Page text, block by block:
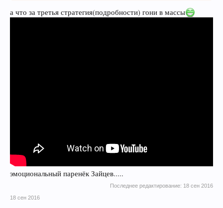
а что за третья стратегия(подробности) гони в массы
эмоциональный паренёк Зайцев.....
Последнее редактирование: 18 сен 2016
18 сен 2016